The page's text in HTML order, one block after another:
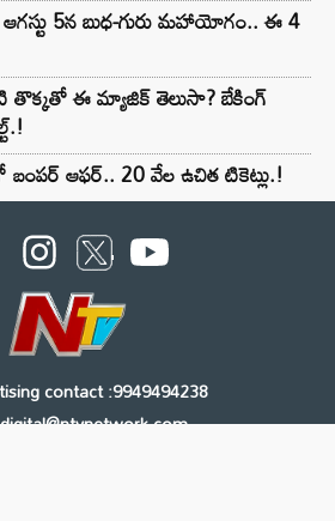
5న బుధ-గురు మహాయోగం.. ఈ 4
తొక్కతో ఈ మ్యాజిక్ తెలుసా? బేకింగ్
ఆఫర్.. 20 వేల ఉచిత టికెట్లు.!
contact :9949494238